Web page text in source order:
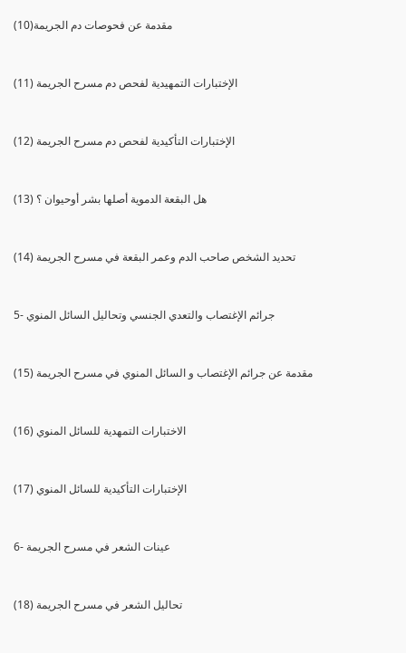
(10)مقدمة عن فحوصات دم الجريمة
(11) الإختبارات التمهيدية لفحص دم مسرح الجريمة
(12) الإختبارات التأكيدية لفحص دم مسرح الجريمة
(13) هل البقعة الدموية أصلها بشر أوحيوان ؟
(14) تحديد الشخص صاحب الدم وعمر البقعة في مسرح الجريمة
5- جرائم الإغتصاب والتعدي الجنسي وتحاليل السائل المنوي
(15) مقدمة عن جرائم الإغتصاب و السائل المنوي في مسرح الجريمة
(16) الاختبارات التمهدية للسائل المنوي
(17) الإختبارات التأكيدية للسائل المنوي
6- عينات الشعر في مسرح الجريمة
(18) تحاليل الشعر في مسرح الجريمة